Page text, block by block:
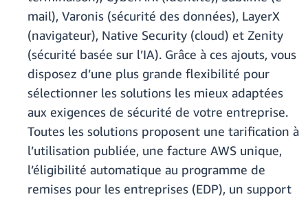
mail), Varonis (sécurité des données), LayerX
(navigateur), Native Security (cloud) et Zenity
(sécurité basée sur l’IA). Grâce à ces ajouts, vous
disposez d’une plus grande flexibilité pour
sélectionner les solutions les mieux adaptées
aux exigences de sécurité de votre entreprise.
Toutes les solutions proposent une tarification à
l’utilisation publiée, une facture AWS unique,
l’éligibilité automatique au programme de
remises pour les entreprises (EDP), un support